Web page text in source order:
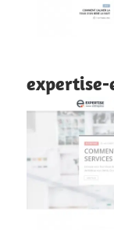
expertise-